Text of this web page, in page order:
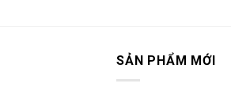
SẢN PHẨM MỚI